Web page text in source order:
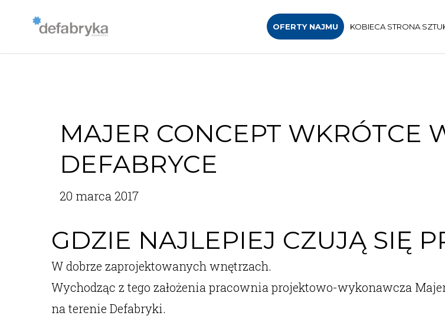
OFERTY NAJMU KOBIECA STRONA
MAJER CONCEPT WKRÓTCE
DEFABRYCE
20 marca 2017
GDZIE NAJLEPIEJ CZUJĄ SIĘ
W dobrze zaprojektowanych wnętrzach.
Wychodząc z tego założenia pracownia projektowo-wykonawcza
na terenie Defabryki.